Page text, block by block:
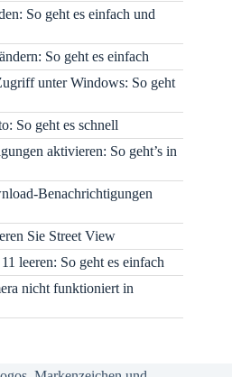
So geht es einfach und
So geht es einfach
unter Windows: So geht
So geht es schnell
aktivieren: So geht’s in
Benachrichtigungen
Sie Street View
leeren: So geht es einfach
nicht funktioniert in